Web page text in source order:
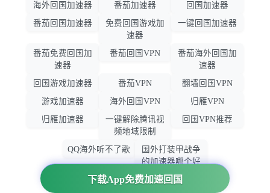
下载App免费加速回国
海外回国加速器 番茄加速器
回国加速器
番茄回国加速器
免费回国游戏加
速器
一键回国加速器
番茄免费回国加
速器
番茄回国VPN
番茄海外回国加
速器
回国游戏加速器
番茄VPN
翻墙回国VPN
游戏加速器
海外回国VPN
归雁VPN
归雁加速器
一键解除腾讯视
频地域限制
回国VPN推荐
QQ海外听不了歌
国外打装甲战争
的加速器哪个好
用